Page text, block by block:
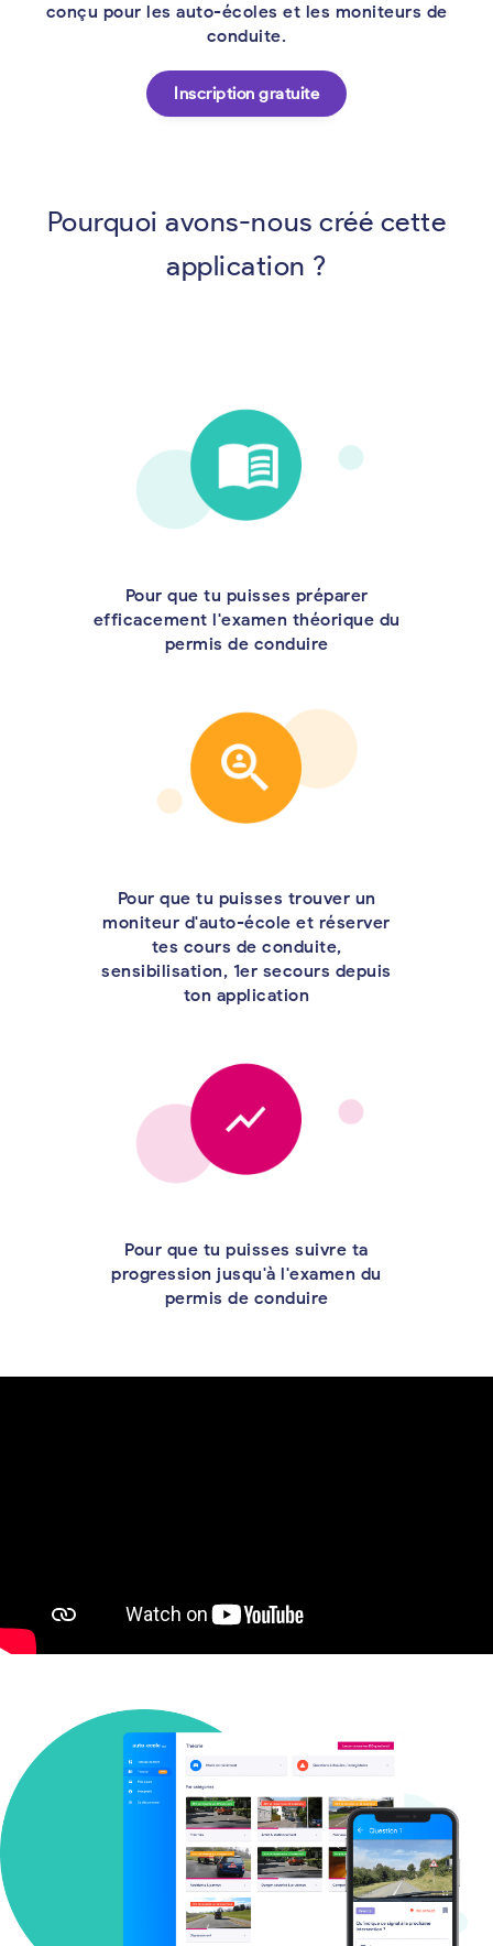
conçu pour les auto-écoles et les moniteurs de
conduite.
Inscription gratuite
Pourquoi avons-nous créé cette
application ?
Pour que tu puisses préparer
efficacement l'examen théorique du
permis de conduire
Pour que tu puisses trouver un
moniteur d'auto-école et réserver
tes cours de conduite,
sensibilisation, 1er secours depuis
ton application
Pour que tu puisses suivre ta
progression jusqu'à l'examen du
permis de conduire